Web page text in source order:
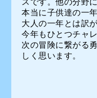
本当に子供達の一
大人の一年とは訳
今年もひとつチャ
次の冒険に繋がる
しく思います。